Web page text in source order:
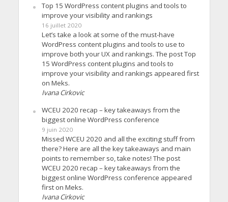
Top 15 WordPress content plugins and tools to
improve your visibility and rankings
16 juillet 2020
Let’s take a look at some of the must-have
WordPress content plugins and tools to use to
improve both your UX and rankings. The post Top
15 WordPress content plugins and tools to
improve your visibility and rankings appeared first
on Meks.
Ivana Cirkovic
WCEU 2020 recap – key takeaways from the
biggest online WordPress conference
9 juin 2020
Missed WCEU 2020 and all the exciting stuff from
there? Here are all the key takeaways and main
points to remember so, take notes! The post
WCEU 2020 recap – key takeaways from the
biggest online WordPress conference appeared
first on Meks.
Ivana Cirkovic